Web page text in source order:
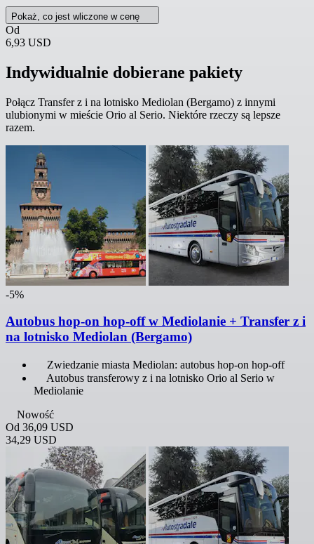
Pokaż, co jest wliczone w cenę
Od
6,93 USD
Indywidualnie dobierane pakiety
Połącz Transfer z i na lotnisko Mediolan (Bergamo) z innymi
ulubionymi w mieście Orio al Serio. Niektóre rzeczy są lepsze
razem.
-5%
Autobus hop-on hop-off w Mediolanie + Transfer z i
na lotnisko Mediolan (Bergamo)
Zwiedzanie miasta Mediolan: autobus hop-on hop-off
Autobus transferowy z i na lotnisko Orio al Serio w
Mediolanie
Nowość
Od 36,09 USD
34,29 USD